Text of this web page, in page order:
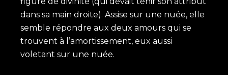
dans sa main droite). Assise sur une nuée, elle
semble répondre aux deux amours qui se
trouvent à l’amortissement, eux aussi
voletant sur une nuée.